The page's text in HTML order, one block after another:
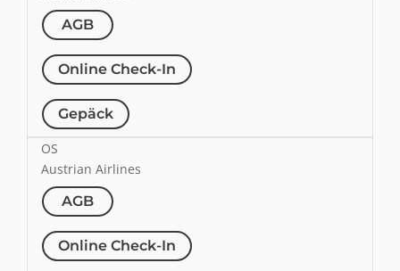
AGB
Online Check-In
Gepäck
OS
Austrian Airlines
AGB
Online Check-In